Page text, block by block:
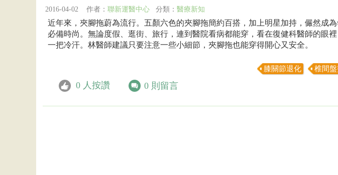
2016-04-02 作者： 聯新運醫中心 分類： 醫療新知
近年來，夾腳拖蔚為流行。五顏六色的夾腳拖簡約百搭，加上明星加持，儼然成
必備時尚。無論度假、逛街、旅行，連到醫院看病都能穿，看在復健科醫師的眼
一把冷汗。林醫師建議只要注意一些小細節，夾腳拖也能穿得開心又安全。
膝關節退化 椎間盤
0 人按讚 0 則留言